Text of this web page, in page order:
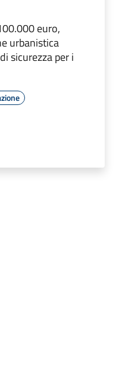
euro,
urbanistica
sicurezza per i